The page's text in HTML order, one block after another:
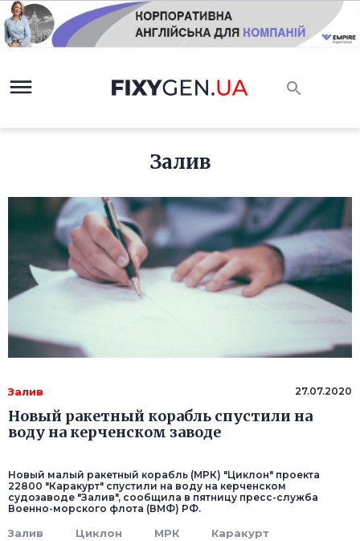
Залив
Залив 27.07.2020
Новый ракетный корабль спустили на
воду на керченском заводе
Новый малый ракетный корабль (МРК) "Циклон" проекта
22800 "Каракурт" спустили на воду на керченском
судозаводе "Залив", сообщила в пятницу пресс-служба
Военно-морского флота (ВМФ) РФ.
Залив Циклон МРК Каракурт